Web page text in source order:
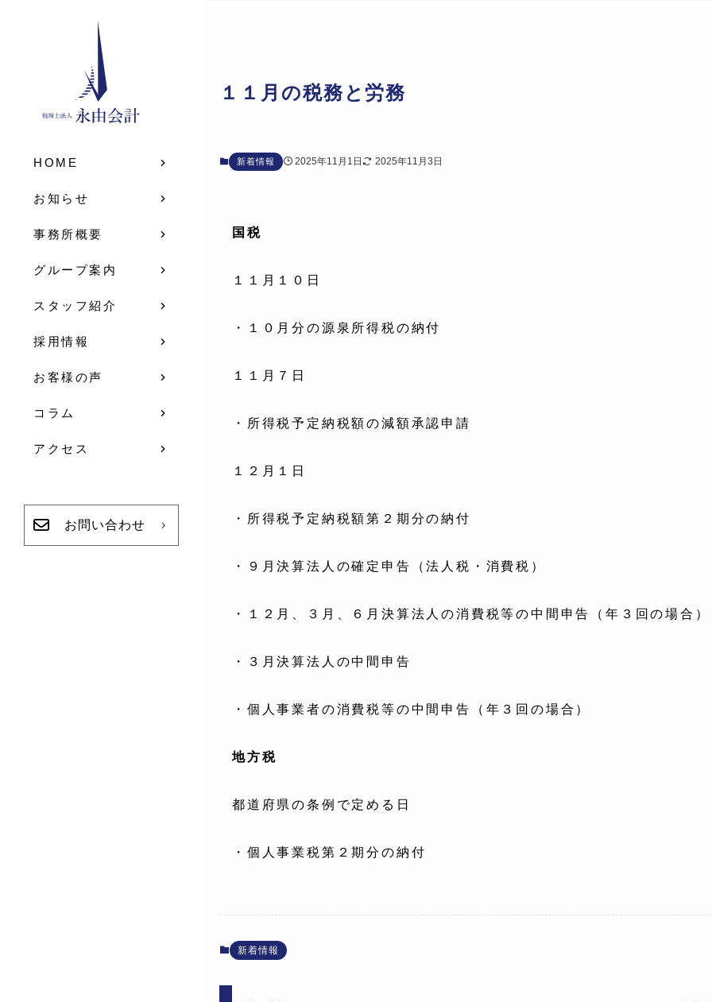
１１月の税務と労務
新着情報 2025年11月1日 2025年11月3日
国税
１１月１０日
・１０月分の源泉所得税の納付
１１月７日
・所得税予定納税額の減額承認申請
１２月１日
・所得税予定納税額第２期分の納付
・９月決算法人の確定申告（法人税・消費税）
・１２月、３月、６月決算法人の消費税等の中間申告（年３回の場合）
・３月決算法人の中間申告
・個人事業者の消費税等の中間申告（年３回の場合）
地方税
都道府県の条例で定める日
・個人事業税第２期分の納付
新着情報
HOME
お知らせ
事務所概要
グループ案内
スタッフ紹介
採用情報
お客様の声
コラム
アクセス
お問い合わせ